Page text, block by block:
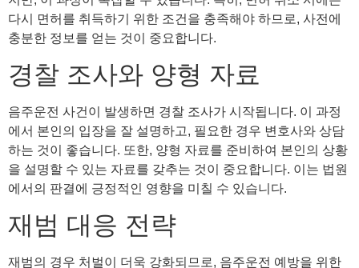
다시 면허를 취득하기 위한 조건을 충족해야 하므로, 사전에
충분한 정보를 얻는 것이 중요합니다.
경찰 조사와 양형 자료
음주운전 사건이 발생하면 경찰 조사가 시작됩니다. 이 과정
에서 본인의 입장을 잘 설명하고, 필요한 경우 변호사와 상담
하는 것이 좋습니다. 또한, 양형 자료를 준비하여 본인의 상황
을 설명할 수 있는 자료를 갖추는 것이 중요합니다. 이는 법원
에서의 판결에 긍정적인 영향을 미칠 수 있습니다.
재범 대응 전략
재범의 경우 처벌이 더욱 강화되므로, 음주운전 예방을 위한